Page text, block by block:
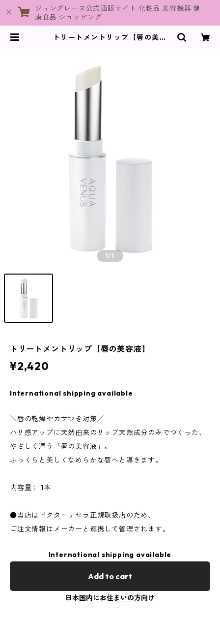
ジュングレーヌ公式通販サイト 化粧品 美容機器 健
康食品 ショッピング
トリートメントリップ【唇の美容
1/1
トリートメントリップ【唇の美容液】
¥2,420
International shipping available
＼唇の乾燥やカサつき対策／
ハリ感アップに天然由来のリップ天然成分のみでつくった、
やさしく潤う「唇の美容液」。
ふっくらと美しくなめらかな唇へと導きます。
内容量： 1本
●当店はドクターリセラ正規取扱店のため、
ご注文情報はメーカーと連携して管理されます。
International shipping available
Add to cart
日本国内にお住まいの方向け